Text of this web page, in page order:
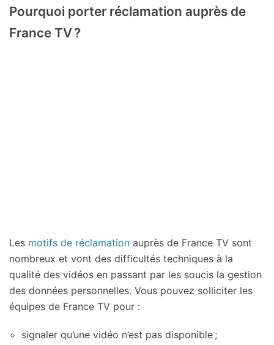
Pourquoi porter réclamation auprès de
France TV ?
Les motifs de réclamation auprès de France TV sont
nombreux et vont des difficultés techniques à la
qualité des vidéos en passant par les soucis la gestion
des données personnelles. Vous pouvez solliciter les
équipes de France TV pour :
signaler qu’une vidéo n’est pas disponible ;